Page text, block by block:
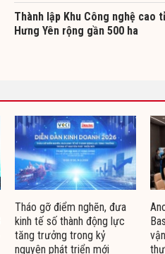
Thành lập Khu Công nghệ cao
Hưng Yên rộng gần 500 ha
Tháo gỡ điểm nghẽn, đưa
kinh tế số thành động lực
tăng trưởng trong kỷ
nguyên phát triển mới